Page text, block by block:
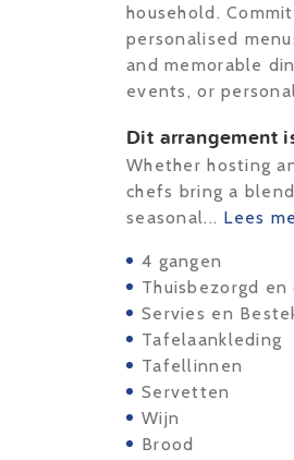
household.
personalised
and memorable
events, or
Dit arrangement
Whether hosting
chefs bring a
seasonal... Lees
4 gangen
Thuisbezorgd en
Servies en
Tafelaankleding
Tafellinnen
Servetten
Wijn
Brood